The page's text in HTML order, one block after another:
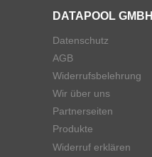
DATAPOOL GMBH
Datenschutz
AGB
Widerrufsbelehrung
Wir über uns
Partnerseiten
Produkte
Widerruf erklären